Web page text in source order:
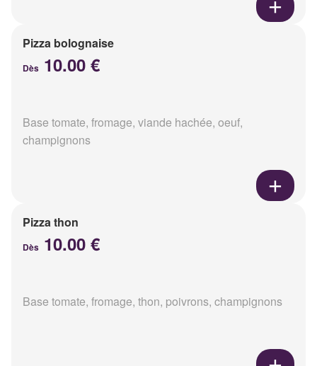
Pizza bolognaise
Dès 10.00 €
Base tomate, fromage, viande hachée, oeuf,
champignons
Pizza thon
Dès 10.00 €
Base tomate, fromage, thon, poivrons, champignons